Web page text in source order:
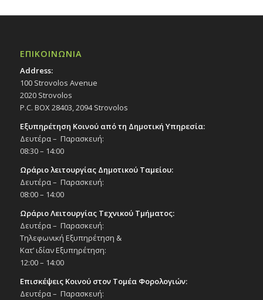
ΕΠΙΚΟΙΝΩΝΙΑ
Address:
100 Strovolos Avenue
2020 Strovolos
P.C. BOX 28403, 2094 Strovolos
Εξυπηρέτηση Κοινού από τη Δημοτική Υπηρεσία:
Δευτέρα – Παρασκευή:
08:30 – 14:00
Ωράριο λειτουργίας Δημοτικού Ταμείου:
Δευτέρα – Παρασκευή:
08:00 – 14:00
Ωράριο Λειτουργίας Τεχνικού Τμήματος:
Δευτέρα – Παρασκευή:
Τηλεφωνική Εξυπηρέτηση &
Κατ’ ιδίαν Εξυπηρέτηση:
12:00 – 14:00
Επισκέψεις Κοινού στον Τομέα Φορολογιών:
Δευτέρα – Παρασκευή: